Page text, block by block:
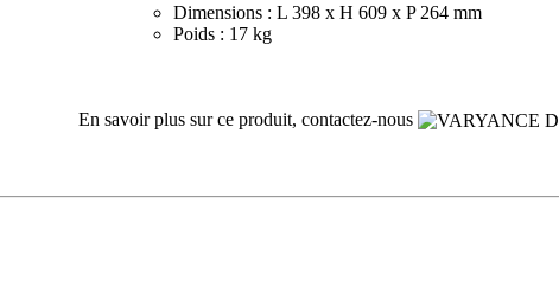
Dimensions : L 398 x H 609 x P 264 mm
Poids : 17 kg
En savoir plus sur ce produit, contactez-nous